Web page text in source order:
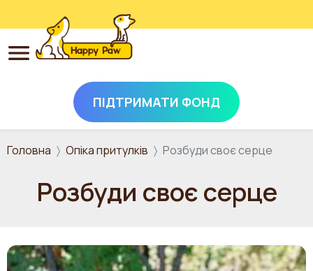
Перейти до основного вмісту
ПІДТРИМАТИ ФОНД
Головна Опіка притулків Розбуди своє серце
Розбуди своє серце